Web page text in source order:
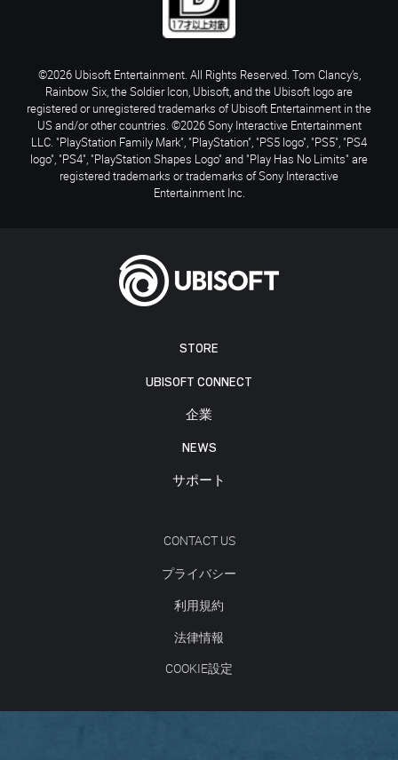
STORE
UBISOFT CONNECT
企業
NEWS
サポート
CONTACT US
プライバシー
利用規約
法律情報
COOKIE設定
©2026 Ubisoft Entertainment. All Rights Reserved. Tom Clancy’s,
Rainbow Six, the Soldier Icon, Ubisoft, and the Ubisoft logo are
registered or unregistered trademarks of Ubisoft Entertainment in the
US and/or other countries. ©2026 Sony Interactive Entertainment
LLC. "PlayStation Family Mark", "PlayStation", "PS5 logo", "PS5", "PS4
logo", "PS4", "PlayStation Shapes Logo" and "Play Has No Limits" are
registered trademarks or trademarks of Sony Interactive
Entertainment Inc.